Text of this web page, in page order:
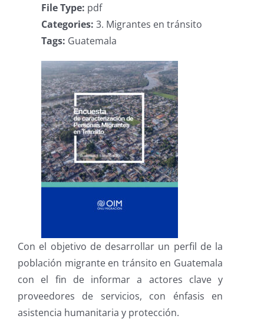
Con el objetivo de desarrollar un perfil de la
población migrante en tránsito en Guatemala
con el fin de informar a actores clave y
proveedores de servicios, con énfasis en
asistencia humanitaria y protección.
File Type: pdf
Categories: 3. Migrantes en tránsito
Tags: Guatemala